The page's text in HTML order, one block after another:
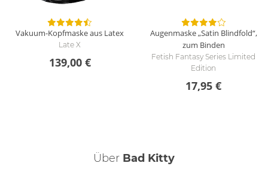
Vakuum-Kopfmaske aus Latex
Late X
139,00 €
Augenmaske „Satin Blindfold“,
zum Binden
Fetish Fantasy Series Limited
Edition
17,95 €
Über Bad Kitty